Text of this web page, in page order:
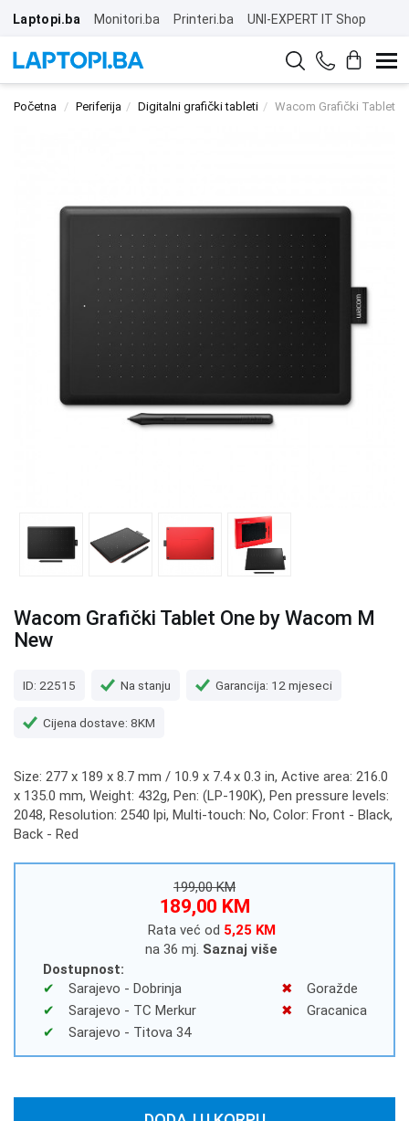
Laptopi.ba Monitori.ba Printeri.ba UNI-EXPERT IT Shop
Početna Periferija Digitalni grafički tableti Wacom Grafički Tablet
Wacom Grafički Tablet One by Wacom M
New
ID: 22515 Na stanju Garancija: 12 mjeseci
Cijena dostave: 8KM
Size: 277 x 189 x 8.7 mm / 10.9 x 7.4 x 0.3 in, Active area: 216.0
x 135.0 mm, Weight: 432g, Pen: (LP-190K), Pen pressure levels:
2048, Resolution: 2540 lpi, Multi-touch: No, Color: Front - Black,
Back - Red
199,00 KM
189,00 KM
Rata već od 5,25 KM
na 36 mj. Saznaj više
Dostupnost:
Sarajevo - Dobrinja
Sarajevo - TC Merkur
Sarajevo - Titova 34
Goražde
Gracanica